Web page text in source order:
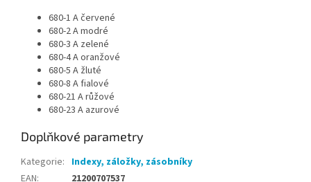
680-1 A červené
680-2 A modré
680-3 A zelené
680-4 A oranžové
680-5 A žluté
680-8 A fialové
680-21 A růžové
680-23 A azurové
Doplňkové parametry
Kategorie: Indexy, záložky, zásobníky
EAN: 21200707537